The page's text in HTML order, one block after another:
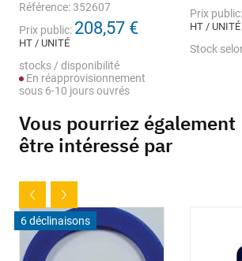
Référence: 352607
Prix public: 208,57 €
HT / UNITÉ
stocks / disponibilité
En réapprovisionnement
sous 6-10 jours ouvrés
Prix public:
HT / UNITÉ
Stock
Vous pourriez également
être intéressé par
6 déclinaisons